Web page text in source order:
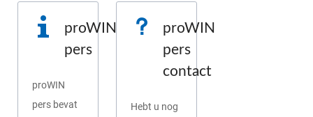
proWIN
pers
proWIN
pers bevat
proWIN
pers
contact
Hebt u nog